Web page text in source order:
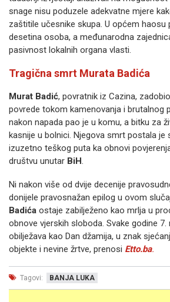
snage nisu poduzele adekvatne mjere
zaštitile učesnike skupa. U općem haosu
desetina osoba, a međunarodna
pasivnost lokalnih organa vlasti.
Tragična smrt Murata Badića
Murat Badić, povratnik iz Cazina,
povrede tokom kamenovanja i brutalnog
nakon napada pao je u komu, a bitku za
kasnije u bolnici. Njegova smrt postala je
izuzetno teškog puta ka obnovi
društvu unutar BiH.
Ni nakon više od dvije decenije
donijele pravosnažan epilog u ovom
Badića ostaje zabilježeno kao mrlja u
obnove vjerskih sloboda. Svake godine 7.
obilježava kao Dan džamija, u znak
objekte i nevine žrtve, prenosi Etto.ba.
Tagovi: BANJA LUKA